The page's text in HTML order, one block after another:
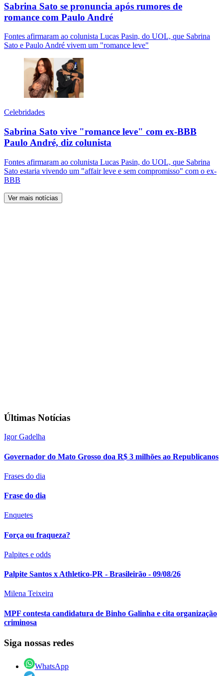
Sabrina Sato se pronuncia após rumores de
romance com Paulo André
Fontes afirmaram ao colunista Lucas Pasin, do UOL, que Sabrina
Sato e Paulo André vivem um "romance leve"
Celebridades
Sabrina Sato vive "romance leve" com ex-BBB
Paulo André, diz colunista
Fontes afirmaram ao colunista Lucas Pasin, do UOL, que Sabrina
Sato estaria vivendo um "affair leve e sem compromisso" com o ex-
BBB
Ver mais notícias
Últimas Notícias
Igor Gadelha
Governador do Mato Grosso doa R$ 3 milhões ao Republicanos
Frases do dia
Frase do dia
Enquetes
Força ou fraqueza?
Palpites e odds
Palpite Santos x Athletico-PR - Brasileirão - 09/08/26
Milena Teixeira
MPF contesta candidatura de Binho Galinha e cita organização
criminosa
Siga nossas redes
WhatsApp